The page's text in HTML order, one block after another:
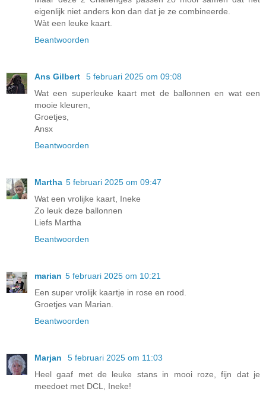
eigenlijk niet anders kon dan dat je ze combineerde.
Wàt een leuke kaart.
Beantwoorden
Ans Gilbert
5 februari 2025 om 09:08
Wat een superleuke kaart met de ballonnen en wat een
mooie kleuren,
Groetjes,
Ansx
Beantwoorden
Martha 5 februari 2025 om 09:47
Wat een vrolijke kaart, Ineke
Zo leuk deze ballonnen
Liefs Martha
Beantwoorden
marian 5 februari 2025 om 10:21
Een super vrolijk kaartje in rose en rood.
Groetjes van Marian.
Beantwoorden
Marjan
5 februari 2025 om 11:03
Heel gaaf met de leuke stans in mooi roze, fijn dat je
meedoet met DCL, Ineke!